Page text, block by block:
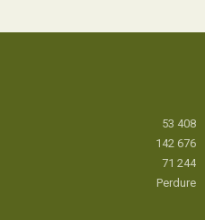
53 408
142 676
71 244
Perdure